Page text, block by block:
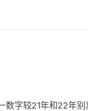
数字较21年和22年别